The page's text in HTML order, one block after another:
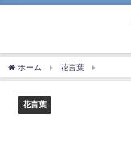
ホーム 花言葉
花言葉